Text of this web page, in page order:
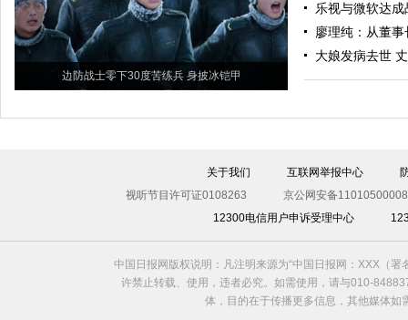
边防战士零下30度苦练兵 身披冰铠甲
乐视与微软达
廖理纯：从董事
大娘发病去世
关于我们 互联网举报中心
视听节目许可证0108263
京公网安备
12300电信用户申诉受理中心
中国日报网版权说明：凡注明来源为“中国日报网：XXX（
许禁止转载、使用，违者必究。如需使用，请与010-
体，目的在于传播更多信息，其他媒体